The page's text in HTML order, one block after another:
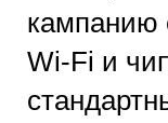
кампанию
Wi-Fi и